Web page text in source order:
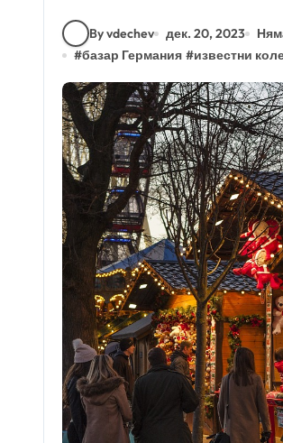
By vdechev дек. 20, 2023
#базар Германия #известни